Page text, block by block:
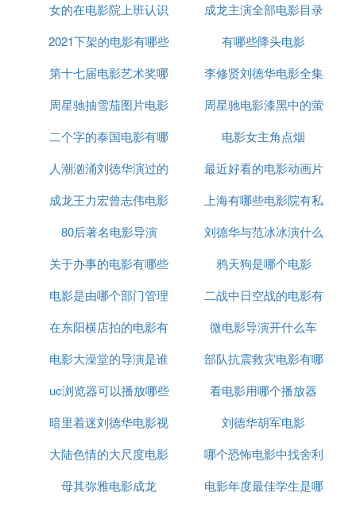
3.《机器人总动员》豆瓣评分：9.3分
（《机器人总动员》宣传图）
经典台词：
当你低落时，就请穿上节日盛装。
它不仅是一部激动人心的动画片，一件令人拍案叫绝
的视觉艺术品，还是一部严肃的科幻电影，在让人感
观看。
4.《欢乐好声音》豆瓣评分：8.2分
（《欢乐好声音》宣传图）
经典台词：
影评：
大体来看这也是一部比较励志的电影，让我们认识到
拿来打发时间哦~
5.《了不起的菲丽西》豆瓣评分：6.5分
（《了不起的菲丽西》宣传图）
经典台词：
影评：
电影《了不起的菲丽西》上映以来口碑炸裂，影片中
剧情变得丰满有趣。该片轻松幽默又不乏教育意义，
影
女的在电影院上班认识
男主角
成龙主演全部电影目录
2021下架的电影有哪些
有哪些降头电影
第十七届电影艺术奖哪
个电视台直播
李修贤刘德华电影全集
周星驰抽雪茄图片电影
周星驰电影漆黑中的萤
火
二个字的泰国电影有哪
些
电影女主角点烟
人潮汹涌刘德华演过的
电影
最近好看的电影动画片
有哪些
成龙王力宏曾志伟电影
上海有哪些电影院有私
人影院
80后著名电影导演
刘德华与范冰冰演什么
电影
关于办事的电影有哪些
鸦天狗是哪个电影
电影是由哪个部门管理
二战中日空战的电影有
哪些
在东阳横店拍的电影有
哪些
微电影导演开什么车
电影大澡堂的导演是谁
部队抗震救灾电影有哪
些
uc浏览器可以播放哪些
电影
看电影用哪个播放器
暗里着迷刘德华电影视
频
刘德华胡军电影
大陆色情的大尺度电影
有哪些
哪个恐怖电影中找舍利
子
母其弥雅电影成龙
电影年度最佳学生是哪